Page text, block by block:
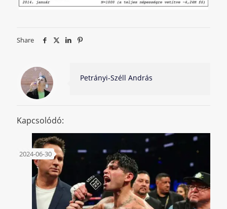
Share
Petrányi-Széll András
Kapcsolódó:
2024-06-30